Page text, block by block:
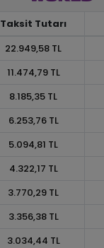
Taksit Tutarı
22.949,58 TL
11.474,79 TL
8.185,35 TL
6.253,76 TL
5.094,81 TL
4.322,17 TL
3.770,29 TL
3.356,38 TL
3.034,44 TL